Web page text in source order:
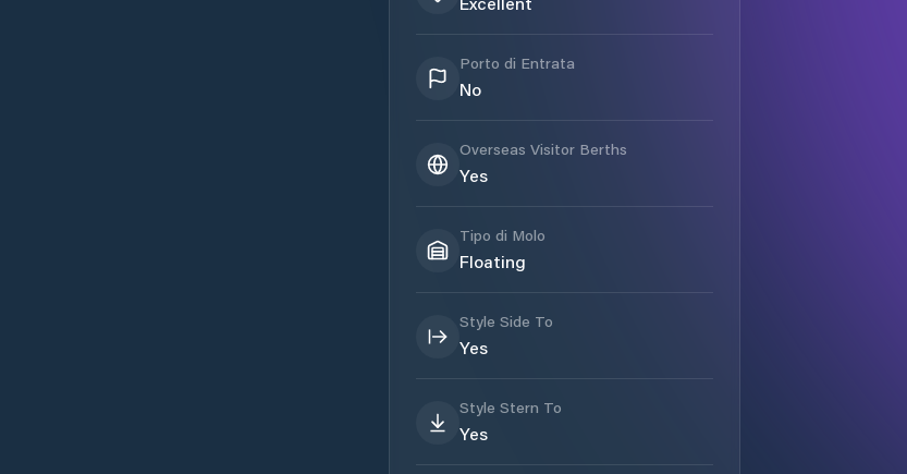
Porto di Entrata
No
Overseas Visitor Berths
Yes
Tipo di Molo
Floating
Style Side To
Yes
Style Stern To
Yes